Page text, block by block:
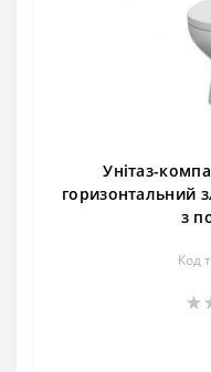
Унітаз-
горизонтальний
з
Код